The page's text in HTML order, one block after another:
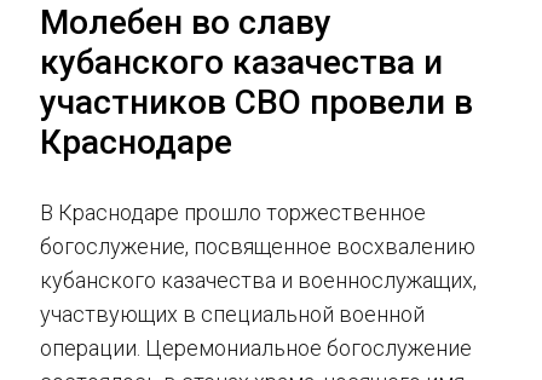
Молебен во славу
кубанского казачества и
участников СВО провели в
Краснодаре
В Краснодаре прошло торжественное
богослужение, посвященное восхвалению
кубанского казачества и военнослужащих,
участвующих в специальной военной
операции. Церемониальное богослужение